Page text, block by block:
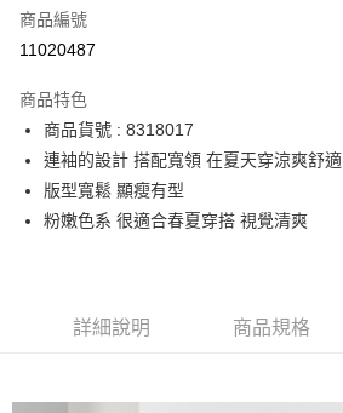
運送方式
宅配
每筆NT$90，滿NT$2,000(含以上)免運費
商品編號
11020487
商品特色
商品貨號 : 8318017
連袖的設計 搭配寬領 在夏天穿涼爽舒適
版型寬鬆 顯瘦有型
粉嫩色系 很適合春夏穿搭 視覺清爽
詳細說明 商品規格